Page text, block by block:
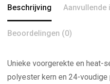
Beschrijving
Beoordelingen (0)
Unieke voorgerekte en heat-
polyester kern en 24-voudige